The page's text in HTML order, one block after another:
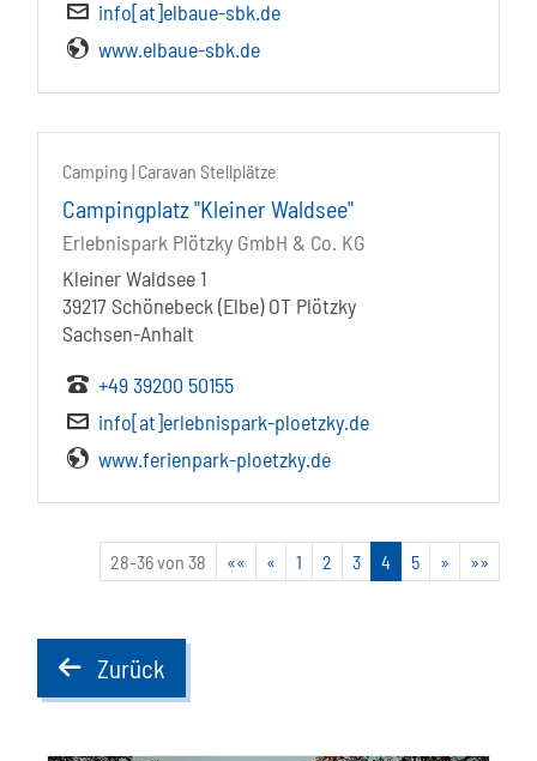
info[at]elbaue-sbk.de
www.elbaue-sbk.de
Camping | Caravan Stellplätze
Campingplatz "Kleiner Waldsee"
Erlebnispark Plötzky GmbH & Co. KG
Kleiner Waldsee 1
39217 Schönebeck (Elbe) OT Plötzky
Sachsen-Anhalt
+49 39200 50155
info[at]erlebnispark-ploetzky.de
www.ferienpark-ploetzky.de
28-36 von 38 «« « 1 2 3 4 5 » »»
backZurück